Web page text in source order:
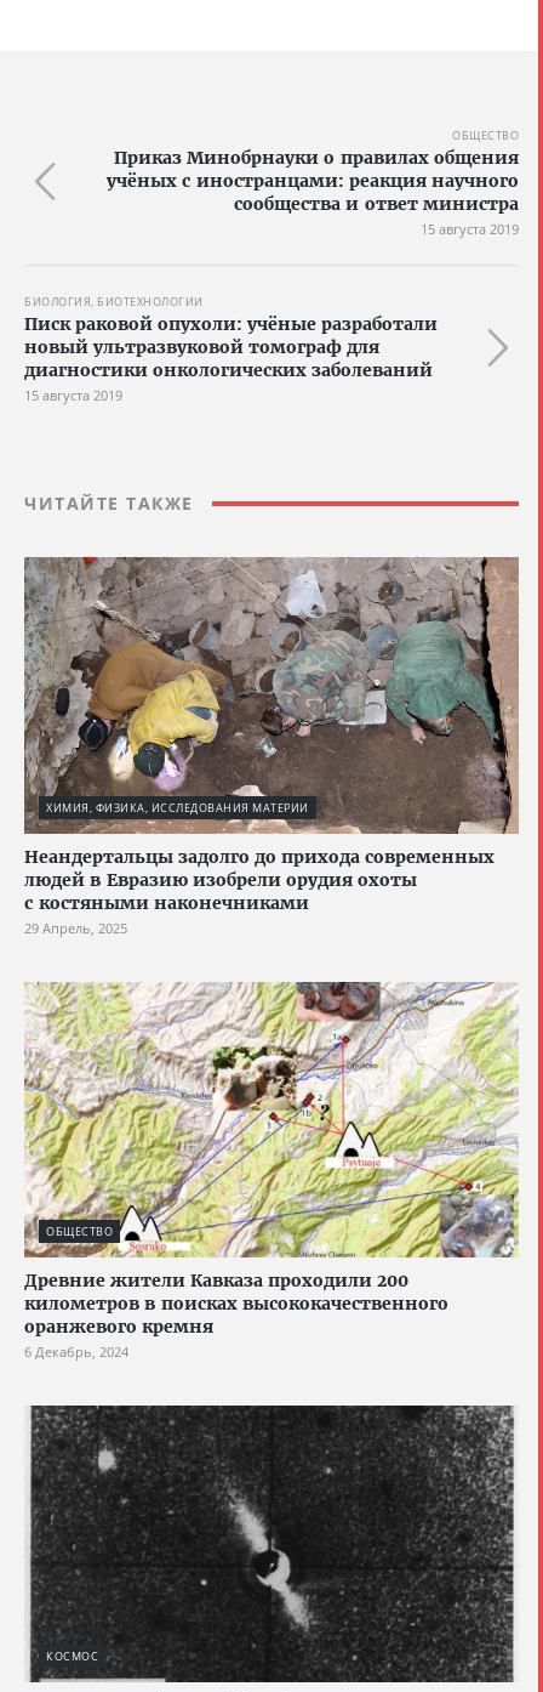
ОБЩЕСТВО
Приказ Минобрнауки о правилах общения
учёных с иностранцами: реакция научного
сообщества и ответ министра
15 августа 2019
БИОЛОГИЯ, БИОТЕХНОЛОГИИ
Писк раковой опухоли: учёные разработали
новый ультразвуковой томограф для
диагностики онкологических заболеваний
15 августа 2019
ЧИТАЙТЕ ТАКЖЕ
ХИМИЯ, ФИЗИКА, ИССЛЕДОВАНИЯ МАТЕРИИ
Неандертальцы задолго до прихода современных
людей в Евразию изобрели орудия охоты
с костяными наконечниками
29 Апрель, 2025
ОБЩЕСТВО
Древние жители Кавказа проходили 200
километров в поисках высококачественного
оранжевого кремня
6 Декабрь, 2024
КОСМОС